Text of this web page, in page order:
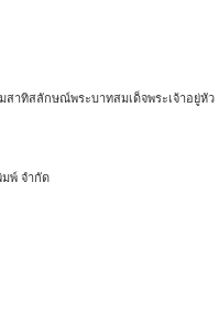
สาทิสลักษณ์พระบาทสมเด็จพระเจ้าอยู่หัว
พ์ จำกัด